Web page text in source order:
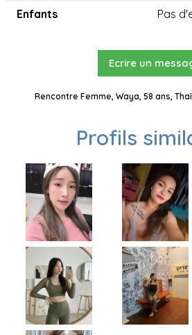
Enfants
Pas
Ecrire un
Rencontre Femme, Waya, 58 ans,
Profils